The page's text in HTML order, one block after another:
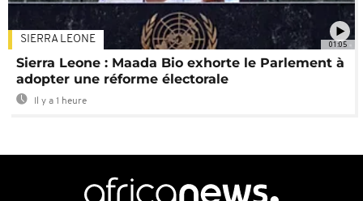
01:05
SIERRA LEONE
Sierra Leone : Maada Bio exhorte le Parlement à
adopter une réforme électorale
Il y a 1 heure